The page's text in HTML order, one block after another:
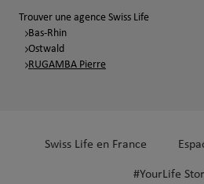
Trouver une agence Swiss Life
Bas-Rhin
Ostwald
RUGAMBA Pierre
Swiss Life en France
#YourLife